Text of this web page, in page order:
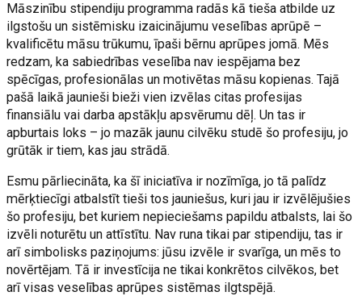
Māszinību stipendiju programma radās kā tieša atbilde uz
ilgstošu un sistēmisku izaicinājumu veselības aprūpē –
kvalificētu māsu trūkumu, īpaši bērnu aprūpes jomā. Mēs
redzam, ka sabiedrības veselība nav iespējama bez
spēcīgas, profesionālas un motivētas māsu kopienas. Tajā
pašā laikā jaunieši bieži vien izvēlas citas profesijas
finansiālu vai darba apstākļu apsvērumu dēļ. Un tas ir
apburtais loks – jo mazāk jaunu cilvēku studē šo profesiju, jo
grūtāk ir tiem, kas jau strādā.
Esmu pārliecināta, ka šī iniciatīva ir nozīmīga, jo tā palīdz
mērķtiecīgi atbalstīt tieši tos jauniešus, kuri jau ir izvēlējušies
šo profesiju, bet kuriem nepieciešams papildu atbalsts, lai šo
izvēli noturētu un attīstītu. Nav runa tikai par stipendiju, tas ir
arī simbolisks paziņojums: jūsu izvēle ir svarīga, un mēs to
novērtējam. Tā ir investīcija ne tikai konkrētos cilvēkos, bet
arī visas veselības aprūpes sistēmas ilgtspējā.